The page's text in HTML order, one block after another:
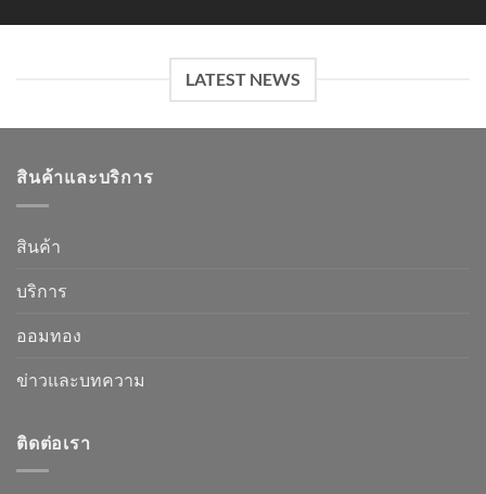
LATEST NEWS
สินค้าและบริการ
สินค้า
บริการ
ออมทอง
ข่าวและบทความ
ติดต่อเรา